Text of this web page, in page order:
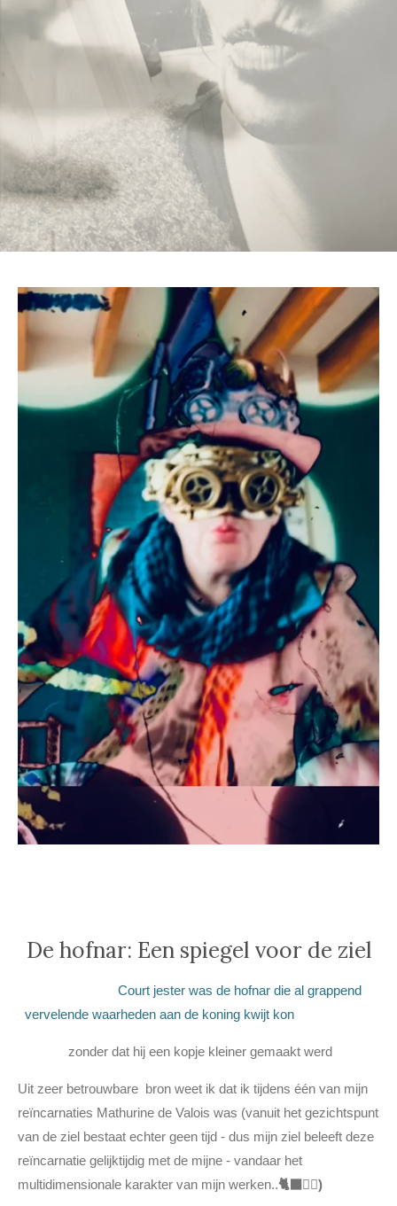
De hofnar: Een spiegel voor de ziel
Court jester was de hofnar die al grappend
vervelende waarheden aan de koning kwijt kon
zonder dat hij een kopje kleiner gemaakt werd
Uit zeer betrouwbare bron weet ik dat ik tijdens één van mijn
reïncarnaties Mathurine de Valois was (vanuit het gezichtspunt
van de ziel bestaat echter geen tijd - dus mijn ziel beleeft deze
reïncarnatie gelijktijdig met de mijne - vandaar het
multidimensionale karakter van mijn werken..🐈‍⬛👈🏿)